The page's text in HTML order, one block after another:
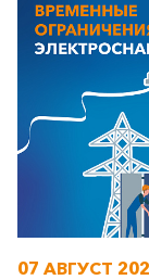
07 АВГУСТ